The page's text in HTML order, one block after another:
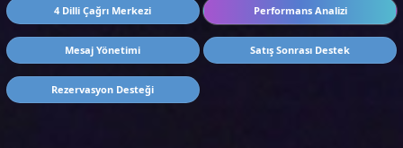
4 Dilli Çağrı Merkezi Performans Analizi
Mesaj Yönetimi Satış Sonrası Destek
Rezervasyon Desteği